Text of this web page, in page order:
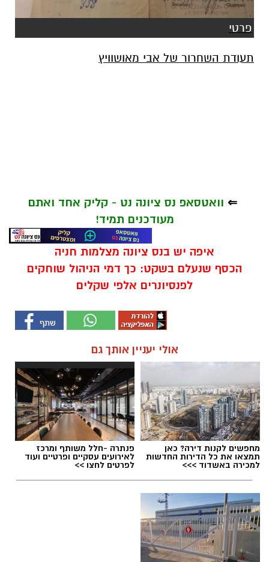
פרטי
תעודת השחרור של אבי מאושוויץ
⇐ וואטסאפ נס ציונה נט - קליק אחד ואתם
מעודכנים תמיד!
איפה יש בנס ציונה מצלמות חניה
הכסף שנעלם בשקט: כך דמי הניהול שוחקים
לפנסיונרים אלפי שקלים
אולי יעניין אותך גם
מחפשים לקנות דירה? כאן
תמצאו את כל הדירות החדשות
למכירה באשדוד >>>
פנתרה -חלל משותף ומרכז
לאירועים עסקיים ופרטיים ועוד
לפרטים לחצו >>